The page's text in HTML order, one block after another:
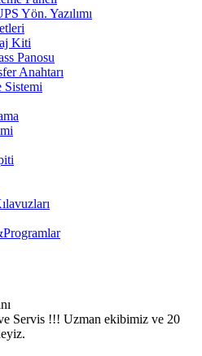
Yön. Yazılımı
Kiti
Panosu
Anahtarı
Sistemi
Servis !!! Uzman ekibimiz ve 20